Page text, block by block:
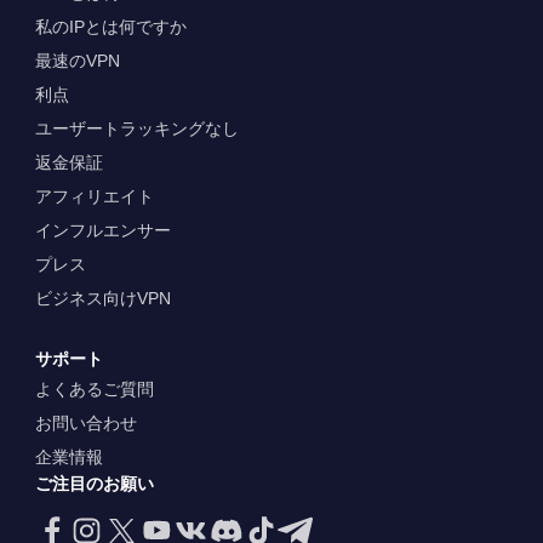
私のIPとは何ですか
最速のVPN
利点
ユーザートラッキングなし
返金保証
アフィリエイト
インフルエンサー
プレス
ビジネス向けVPN
サポート
よくあるご質問
お問い合わせ
企業情報
ご注目のお願い